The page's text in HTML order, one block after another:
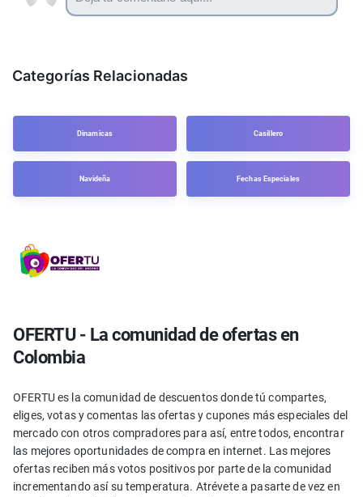
Categorías Relacionadas
Dinamicas Casillero
Navideña Fechas Especiales
OFERTU - La comunidad de ofertas en
Colombia
OFERTU es la comunidad de descuentos donde tú compartes,
eliges, votas y comentas las ofertas y cupones más especiales del
mercado con otros compradores para así, entre todos, encontrar
las mejores oportunidades de compra en internet. Las mejores
ofertas reciben más votos positivos por parte de la comunidad
incrementando así su temperatura. Atrévete a pasarte de vez en